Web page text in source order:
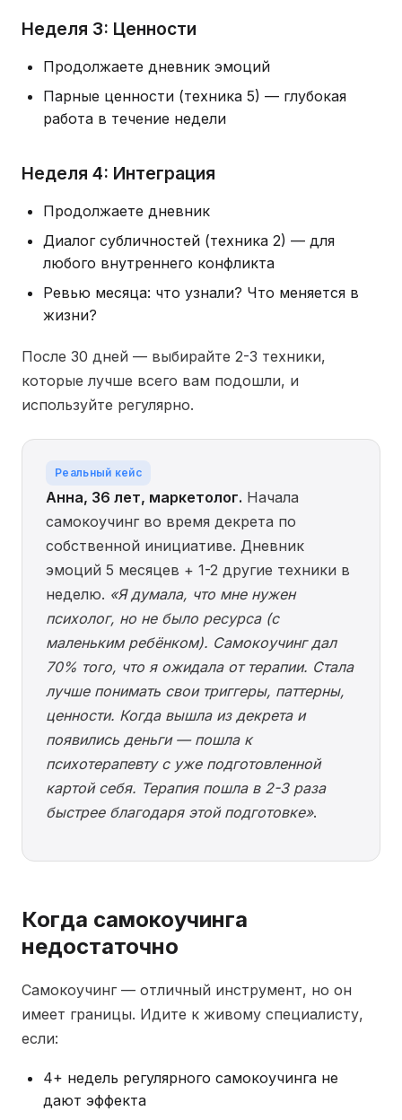
Неделя 3: Ценности
Продолжаете дневник эмоций
Парные ценности (техника 5) — глубокая
работа в течение недели
Неделя 4: Интеграция
Продолжаете дневник
Диалог субличностей (техника 2) — для
любого внутреннего конфликта
Ревью месяца: что узнали? Что меняется в
жизни?
После 30 дней — выбирайте 2-3 техники,
которые лучше всего вам подошли, и
используйте регулярно.
Реальный кейс
Анна, 36 лет, маркетолог. Начала
самокоучинг во время декрета по
собственной инициативе. Дневник
эмоций 5 месяцев + 1-2 другие техники в
неделю. «Я думала, что мне нужен
психолог, но не было ресурса (с
маленьким ребёнком). Самокоучинг дал
70% того, что я ожидала от терапии. Стала
лучше понимать свои триггеры, паттерны,
ценности. Когда вышла из декрета и
появились деньги — пошла к
психотерапевту с уже подготовленной
картой себя. Терапия пошла в 2-3 раза
быстрее благодаря этой подготовке».
Когда самокоучинга
недостаточно
Самокоучинг — отличный инструмент, но он
имеет границы. Идите к живому специалисту,
если:
4+ недель регулярного самокоучинга не
дают эффекта